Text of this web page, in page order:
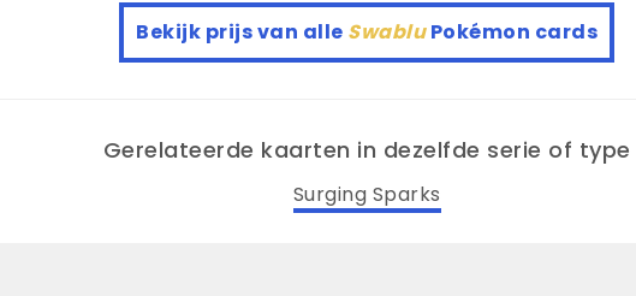
Bekijk prijs van alle SwabluPokémon cards
Gerelateerde kaarten in dezelfde serie of type
Surging Sparks